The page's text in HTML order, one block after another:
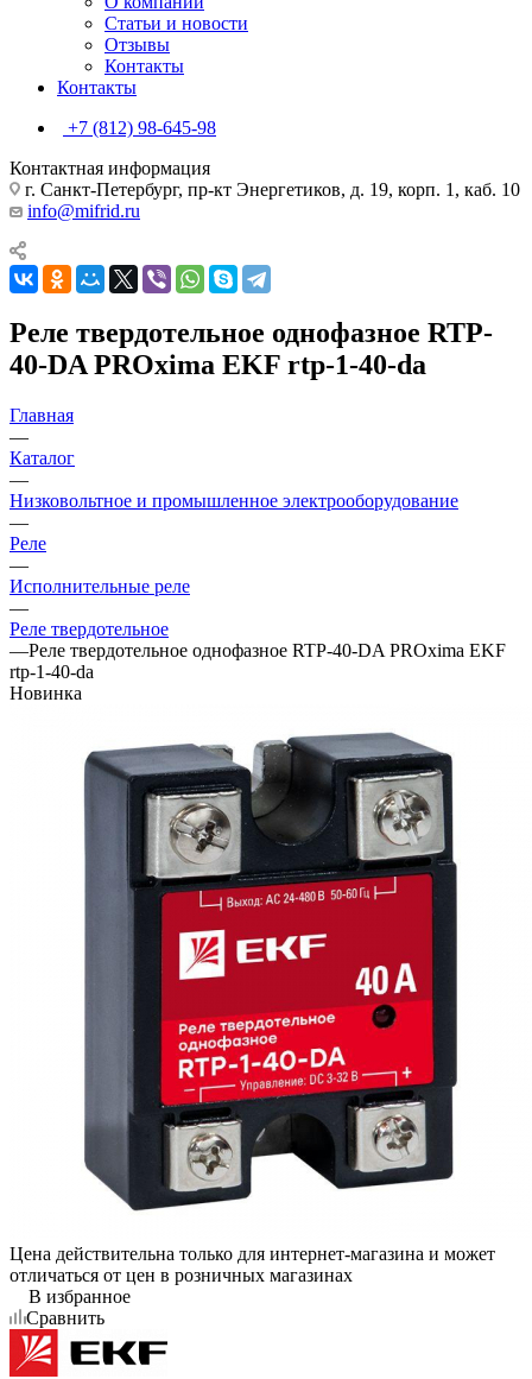
Статьи и новости
Отзывы
Контакты
Контакты
+7 (812) 98-645-98
Контактная информация
г. Санкт-Петербург, пр-кт Энергетиков, д. 19, корп. 1, каб. 10
info@mifrid.ru
Реле твердотельное однофазное RTP-
40-DA PROxima EKF rtp-1-40-da
Главная
—
Каталог
—
Низковольтное и промышленное электрооборудование
—
Реле
—
Исполнительные реле
—
Реле твердотельное
—Реле твердотельное однофазное RTP-40-DA PROxima EKF
rtp-1-40-da
Новинка
Цена действительна только для интернет-магазина и может
отличаться от цен в розничных магазинах
В избранное
Сравнить